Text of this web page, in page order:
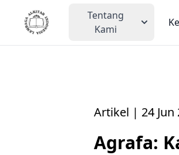
Tentang
Kami
Artikel | 24 Jun
Agrafa: